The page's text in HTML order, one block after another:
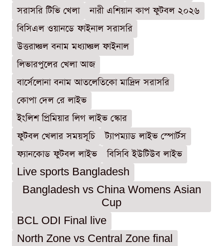
সরাসরি টিভি খেলা
নারী এশিয়ান কাপ ফুটবল ২০২৬
বিসিএল ওয়ানডে ফাইনাল সরাসরি
উত্তরাঞ্চল বনাম মধ্যাঞ্চল ফাইনাল
লিভারপুলের খেলা আজ
বার্সেলোনা বনাম আতলেতিকো মাদ্রিদ সরাসরি
কোপা দেল রে লাইভ
ইংলিশ প্রিমিয়ার লিগ লাইভ স্কোর
ফুটবল খেলার সময়সূচি
ট্যাপম্যাড লাইভ স্পোর্টস
ফ্যানকোড ফুটবল লাইভ
বিসিবি ইউটিউব লাইভ
Live sports Bangladesh
Bangladesh vs China Womens Asian
Cup
BCL ODI Final live
North Zone vs Central Zone final